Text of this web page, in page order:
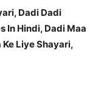
Dadi Dadi
In Hindi, Dadi Maa
Liye Shayari,